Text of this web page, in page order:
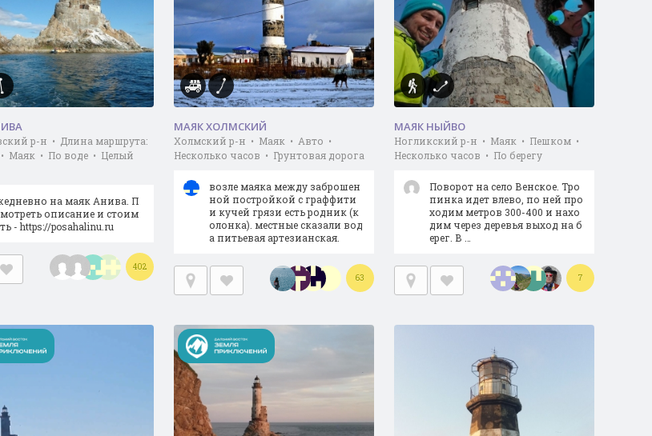
р-н • Длина маршрута:
Маяк • По воде • Целый
на маяк Анива. П
описание и стоим
- https://posahalinu.ru
402
МАЯК ХОЛМСКИЙ
Холмский р-н • Маяк • Авто •
Несколько часов • Грунтовая дорога
возле маяка между заброшен
ной постройкой с граффити
и кучей грязи есть родник (к
олонка). местные сказали вод
а питьевая артезианская.
63
МАЯК НЫЙВО
Ногликский р-н • Маяк • Пешком •
Несколько часов • По берегу
Поворот на село Венское. Тро
пинка идет влево, по ней про
ходим метров 300-400 и нахо
дим через деревья выход на б
ерег. В …
7